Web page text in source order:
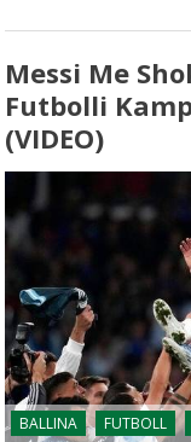
Messi Me
Futbolli
(VIDEO)
BALLINA FUTBOLL